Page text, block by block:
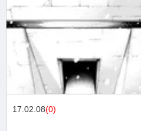
17.02.08(0)